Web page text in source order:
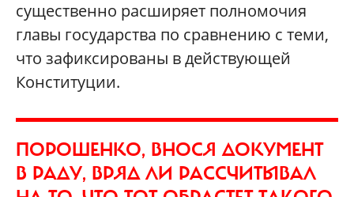
существенно расширяет полномочия
главы государства по сравнению с теми,
что зафиксированы в действующей
Конституции.
ПОРОШЕНКО, ВНОСЯ ДОКУМЕНТ
В РАДУ, ВРЯД ЛИ РАССЧИТЫВАЛ